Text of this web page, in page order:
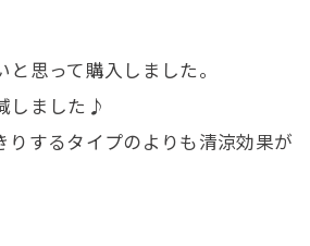
思って購入しました。
しました♪
りするタイプのよりも清涼効果が